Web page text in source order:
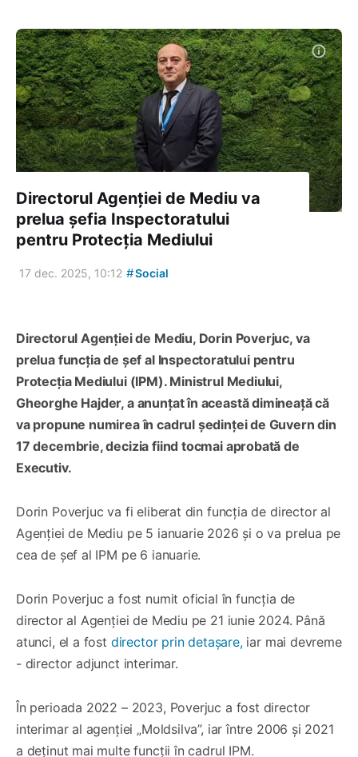
Directorul Agenției de Mediu va
prelua șefia Inspectoratului
pentru Protecția Mediului
17 dec. 2025, 10:12 #Social
Directorul Agenției de Mediu, Dorin Poverjuc, va
prelua funcția de șef al Inspectoratului pentru
Protecția Mediului (IPM). Ministrul Mediului,
Gheorghe Hajder, a anunțat în această dimineață că
va propune numirea în cadrul ședinței de Guvern din
17 decembrie, decizia fiind tocmai aprobată de
Executiv.
Dorin Poverjuc va fi eliberat din funcția de director al
Agenției de Mediu pe 5 ianuarie 2026 și o va prelua pe
cea de șef al IPM pe 6 ianuarie.
Dorin Poverjuc a fost numit oficial în funcția de
director al Agenției de Mediu pe 21 iunie 2024. Până
atunci, el a fost director prin detașare,iar mai devreme
- director adjunct interimar.
În perioada 2022 – 2023, Poverjuc a fost director
interimar al agenției „Moldsilva”, iar între 2006 și 2021
a deținut mai multe funcții în cadrul IPM.